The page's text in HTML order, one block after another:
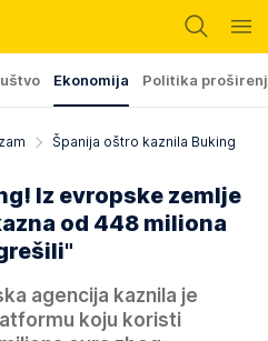
Ekonomija Politika
Španija oštro kaznila Buking
Iz evropske zemlje
od 448 miliona
agencija kaznila je
koju koristi